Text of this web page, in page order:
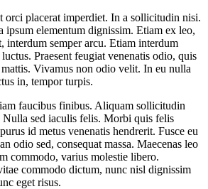
orci placerat imperdiet. In a sollicitudin nisi.
ipsum elementum dignissim. Etiam ex leo,
interdum semper arcu. Etiam interdum
Praesent feugiat venenatis odio, quis
Vivamus non odio velit. In eu nulla
in, tempor turpis.
faucibus finibus. Aliquam sollicitudin
Nulla sed iaculis felis. Morbi quis felis
id metus venenatis hendrerit. Fusce eu
odio sed, consequat massa. Maecenas leo
commodo, varius molestie libero.
commodo dictum, nunc nisl dignissim
eget risus.